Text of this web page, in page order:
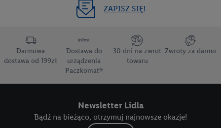
ZAPISZ SIĘ!
Darmowa
dostawa od 199zł
Dostawa do
urządzenia
Paczkomat®
30 dni na zwrot
towaru
Zwroty za darmo
Newsletter Lidla
Bądź na bieżąco, otrzymuj najnowsze okazje!